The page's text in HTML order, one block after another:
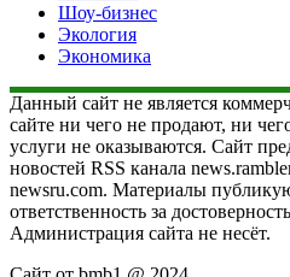
Шоу-бизнес
Экология
Экономика
Данный сайт не является
сайте ни чего не продают, ни
услуги не оказываются. Сайт
новостей RSS канала
newsru.com. Материалы
ответственность за
Администрация сайта не несёт.